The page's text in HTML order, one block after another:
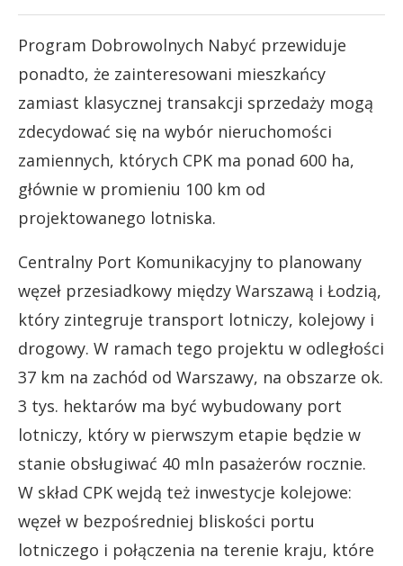
Program Dobrowolnych Nabyć przewiduje
ponadto, że zainteresowani mieszkańcy
zamiast klasycznej transakcji sprzedaży mogą
zdecydować się na wybór nieruchomości
zamiennych, których CPK ma ponad 600 ha,
głównie w promieniu 100 km od
projektowanego lotniska.
Centralny Port Komunikacyjny to planowany
węzeł przesiadkowy między Warszawą i Łodzią,
który zintegruje transport lotniczy, kolejowy i
drogowy. W ramach tego projektu w odległości
37 km na zachód od Warszawy, na obszarze ok.
3 tys. hektarów ma być wybudowany port
lotniczy, który w pierwszym etapie będzie w
stanie obsługiwać 40 mln pasażerów rocznie.
W skład CPK wejdą też inwestycje kolejowe:
węzeł w bezpośredniej bliskości portu
lotniczego i połączenia na terenie kraju, które